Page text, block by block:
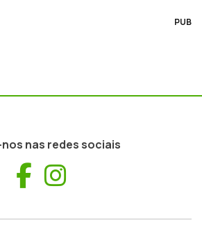
PUB
nas redes sociais
Facebook